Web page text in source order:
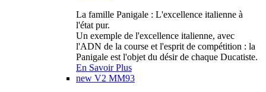
La famille Panigale : L'excellence italienne à
l'état pur.
Un exemple de l'excellence italienne, avec
l'ADN de la course et l'esprit de compétition : la
Panigale est l'objet du désir de chaque Ducatiste.
En Savoir Plus
new V2 MM93